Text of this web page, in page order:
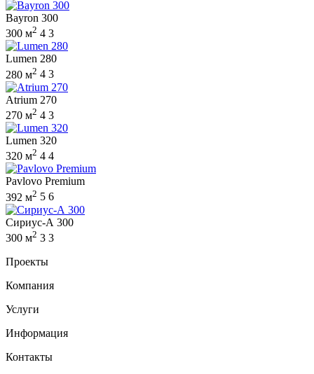
Bayron 300
300 м2 4 3
Lumen 280
280 м2 4 3
Atrium 270
270 м2 4 3
Lumen 320
320 м2 4 4
Pavlovo Premium
392 м2 5 6
Сириус-А 300
300 м2 3 3
Проекты
Компания
Услуги
Информация
Контакты